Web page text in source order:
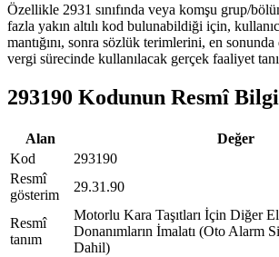
Özellikle 2931 sınıfında veya komşu grup/
fazla yakın altılı kod bulunabildiği için,
mantığını, sonra sözlük terimlerini, en
vergi sürecinde kullanılacak gerçek faaliyet
293190 Kodunun Resmî
Alan
Değer
Kod
293190
Resmî
gösterim
29.31.90
Resmî
tanım
Motorlu Kara Taşıtları İçin Diğer
Donanımların İmalatı (Oto Alarm
Dahil)